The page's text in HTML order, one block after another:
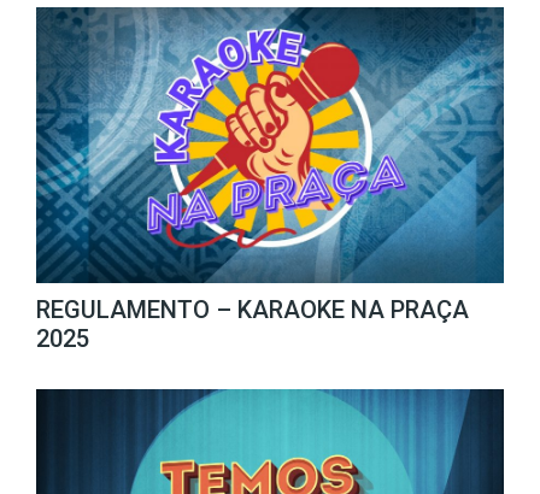
REGULAMENTO – KARAOKE NA PRAÇA
2025